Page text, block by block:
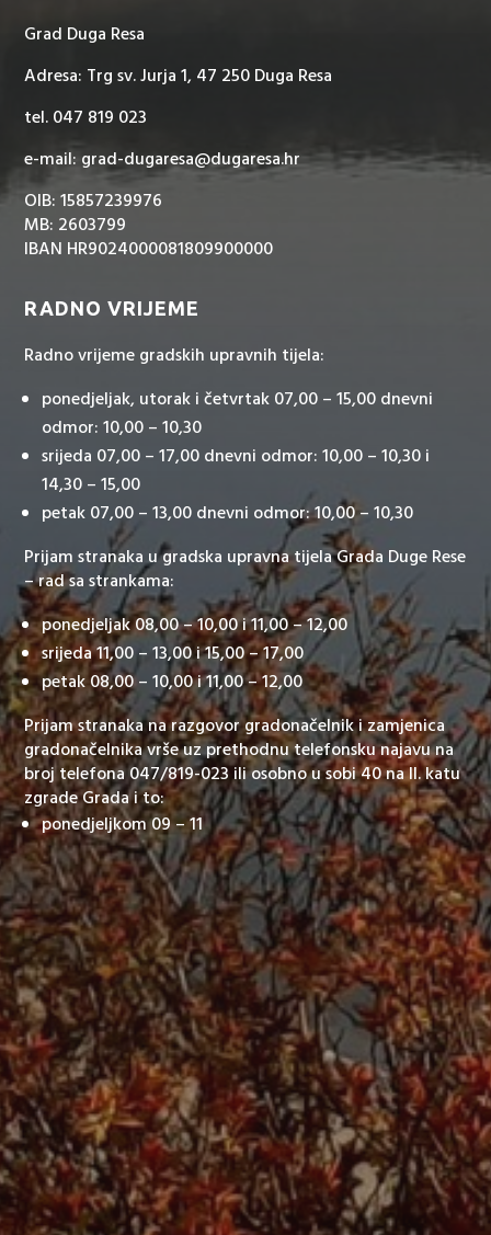
Grad Duga Resa
Adresa: Trg sv. Jurja 1, 47 250 Duga Resa
tel. 047 819 023
e-mail: grad-dugaresa@dugaresa.hr
OIB: 15857239976
MB: 2603799
IBAN HR9024000081809900000
RADNO VRIJEME
Radno vrijeme gradskih upravnih tijela:
ponedjeljak, utorak i četvrtak 07,00 – 15,00 dnevni
odmor: 10,00 – 10,30
srijeda 07,00 – 17,00 dnevni odmor: 10,00 – 10,30 i
14,30 – 15,00
petak 07,00 – 13,00 dnevni odmor: 10,00 – 10,30
Prijam stranaka u gradska upravna tijela Grada Duge Rese
– rad sa strankama:
ponedjeljak 08,00 – 10,00 i 11,00 – 12,00
srijeda 11,00 – 13,00 i 15,00 – 17,00
petak 08,00 – 10,00 i 11,00 – 12,00
Prijam stranaka na razgovor gradonačelnik i zamjenica
gradonačelnika vrše uz prethodnu telefonsku najavu na
broj telefona 047/819-023 ili osobno u sobi 40 na II. katu
zgrade Grada i to:
ponedjeljkom 09 – 11